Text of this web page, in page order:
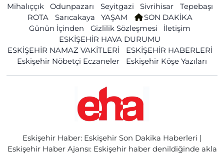
Mihalıççık
Odunpazarı Seyitgazi Sivrihisar
Tepebaşı
ROTA
Sarıcakaya YAŞAM
SON DAKİKA
Günün İçinden
Gizlilik Sözleşmesi
İletişim
ESKİŞEHİR HAVA DURUMU
ESKİŞEHİR NAMAZ VAKİTLERİ
ESKİŞEHİR HABERLERİ
Eskişehir Nöbetçi Eczaneler
Eskişehir Köşe Yazıları
Eskişehir Haber: Eskişehir Son Dakika Haberleri |
Eskişehir Haber Ajansı: Eskişehir haber denildiğinde akla